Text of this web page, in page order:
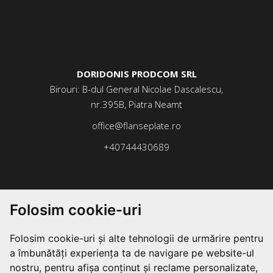
Folosim cookie-uri
Folosim cookie-uri și alte tehnologii de urmărire pentru
a îmbunătăți experiența ta de navigare pe website-ul
nostru, pentru afișa conținut și reclame personalizate,
DORIDONIS PRODCOM SRL
Birouri: B-dul General Nicolae Dascalescu,
nr.395B, Piatra Neamt
office@flanseplate.ro
+40744430689